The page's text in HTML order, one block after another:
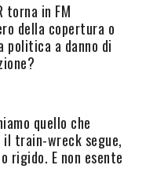
torna in FM
della copertura o
politica a danno di
quello che
train-wreck segue,
rigido. E non esente